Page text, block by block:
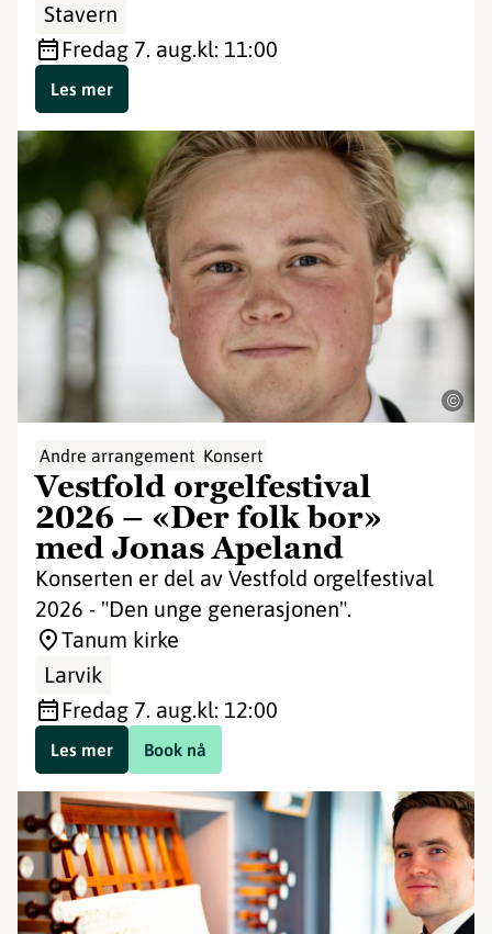
Stavern
fredag 7. aug.kl: 11:00
Les mer
©
Andre arrangement Konsert
Vestfold orgelfestival
2026 – «Der folk bor»
med Jonas Apeland
Konserten er del av Vestfold orgelfestival
2026 - "Den unge generasjonen".
Tanum kirke
Larvik
fredag 7. aug.kl: 12:00
Book nå
Les mer